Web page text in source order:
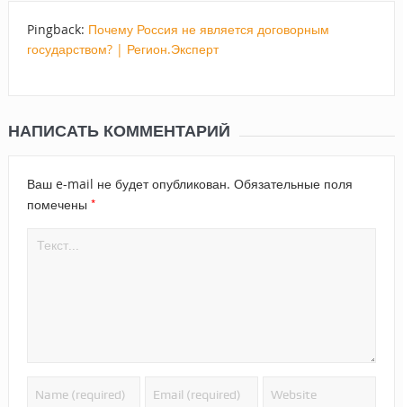
Pingback: Почему Россия не является договорным
государством? | Регион.Эксперт
НАПИСАТЬ КОММЕНТАРИЙ
Ваш e-mail не будет опубликован. Обязательные поля
помечены *